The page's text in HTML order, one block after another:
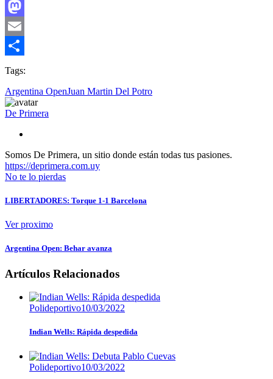
Facebook
Mastodon
Email
Compartir
Tags:
Argentina OpenJuan Martin Del Potro
De Primera
Somos De Primera, un sitio donde están todas tus pasiones.
https://deprimera.com.uy
No te lo pierdas
LIBERTADORES: Torque 1-1 Barcelona
Ver proximo
Argentina Open: Behar avanza
Artículos Relacionados
Polideportivo10/03/2022
Indian Wells: Rápida despedida
Polideportivo10/03/2022